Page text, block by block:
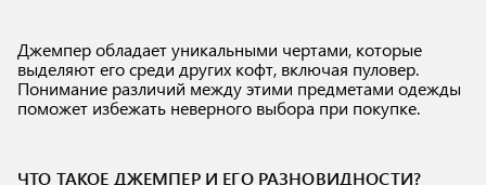
Джемпер обладает уникальными чертами, которые
выделяют его среди других кофт, включая пуловер.
Понимание различий между этими предметами одежды
поможет избежать неверного выбора при покупке.
ЧТО ТАКОЕ ДЖЕМПЕР И ЕГО РАЗНОВИДНОСТИ?